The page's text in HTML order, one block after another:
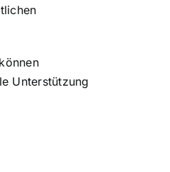
Unterstützung